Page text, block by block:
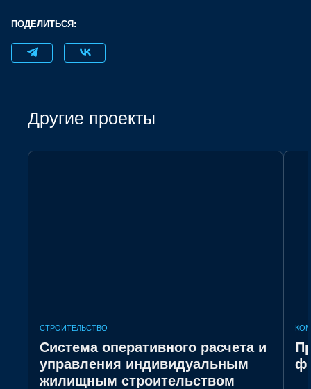
ПОДЕЛИТЬСЯ:
Другие проекты
СТРОИТЕЛЬСТВО
Система оперативного расчета и
управления индивидуальным
жилищным строительством